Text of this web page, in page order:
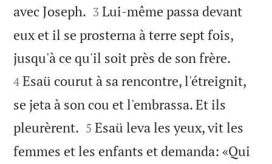
avec Joseph. 

3 Lui-même passa devant
eux et il se prosterna à terre sept fois,
jusqu'à ce qu'il soit près de son frère.
4 Esaü courut à sa rencontre, l'étreignit,
se jeta à son cou et l'embrassa. Et ils
pleurèrent. 

5 Esaü leva les yeux, vit les
femmes et les enfants et demanda: «Qui